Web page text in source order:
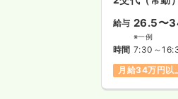
給与 26.5〜
※一例
時間 7:30～
月給34万円以